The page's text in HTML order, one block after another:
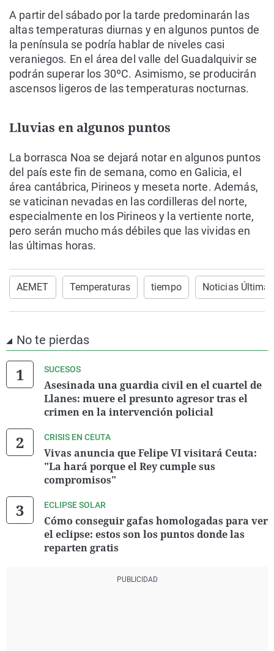
A partir del sábado por la tarde predominarán las
altas temperaturas diurnas y en algunos puntos de
la península se podría hablar de niveles casi
veraniegos. En el área del valle del Guadalquivir se
podrán superar los 30ºC. Asimismo, se producirán
ascensos ligeros de las temperaturas nocturnas.
Lluvias en algunos puntos
La borrasca Noa se dejará notar en algunos puntos
del país este fin de semana, como en Galicia, el
área cantábrica, Pirineos y meseta norte. Además,
se vaticinan nevadas en las cordilleras del norte,
especialmente en los Pirineos y la vertiente norte,
pero serán mucho más débiles que las vividas en
las últimas horas.
AEMET Temperaturas tiempo Noticias Última
No te pierdas
SUCESOS
Asesinada una guardia civil en el cuartel de
Llanes: muere el presunto agresor tras el
crimen en la intervención policial
CRISIS EN CEUTA
Vivas anuncia que Felipe VI visitará Ceuta:
"La hará porque el Rey cumple sus
compromisos"
ECLIPSE SOLAR
Cómo conseguir gafas homologadas para ver
el eclipse: estos son los puntos donde las
reparten gratis